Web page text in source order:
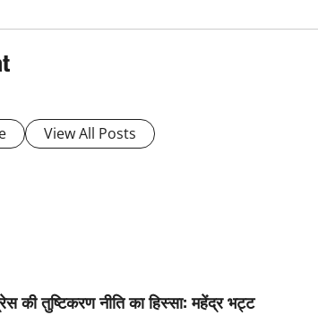
View All Posts
की तुष्टिकरण नीति का हिस्सा: महेंद्र भट्ट